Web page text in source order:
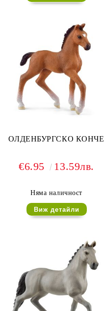
ОЛДЕНБУРГСКО КОНЧЕ
€6.95 13.59лв.
Няма наличност
Виж детайли